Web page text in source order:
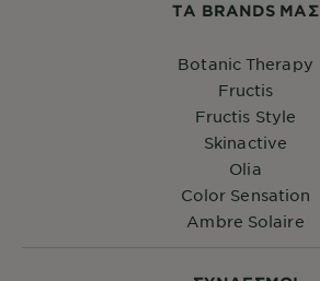
ΤA BRANDS ΜΑΣ
Botanic Therapy
Fructis
Fructis Style
Skinactive
Olia
Color Sensation
Ambre Solaire